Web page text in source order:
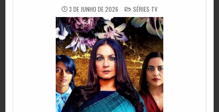
3 DE JUNHO DE 2026 POSTED
IN
SÉRIES TV